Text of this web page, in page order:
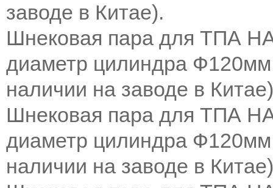
заводе в Китае).
Шнековая пара для ТПА
диаметр цилиндра
наличии на заводе в Китае
Шнековая пара для ТПА
диаметр цилиндра
наличии на заводе в Китае